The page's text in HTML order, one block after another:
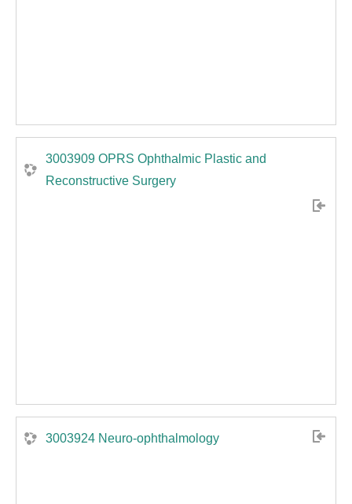
3003909 OPRS Ophthalmic Plastic and
Reconstructive Surgery
3003924 Neuro-ophthalmology